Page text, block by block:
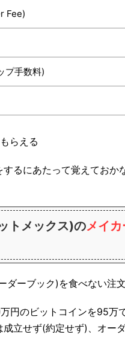
Fee)
プ手数料)
らえる
するにあたって覚えておか
トメックス)のメイ
ダーブック)を食べない注
円のビットコインを95万
立せず(約定せず)、オー